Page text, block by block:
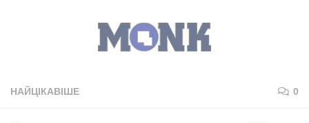
НАЙЦІКАВІШЕ 0